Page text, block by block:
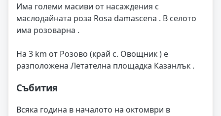
Има големи масиви от насаждения с
маслодайната роза Rosa damascena . В селото
има розоварна .
На 3 km от Розово (край с. Овощник ) е
разположена Летателна площадка Казанлък .
Събития
Всяка година в началото на октомври в